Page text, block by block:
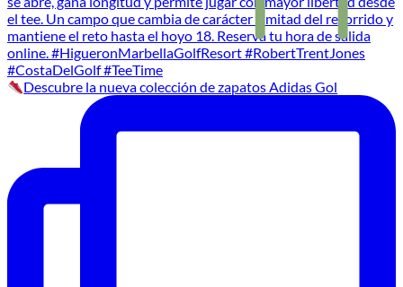
Descubre la nueva colección de zapatos Adidas Gol